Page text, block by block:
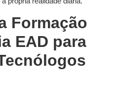
Formação
EAD para